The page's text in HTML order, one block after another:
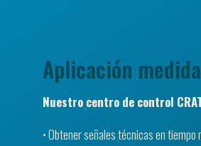
Aplicación
Nuestro centro de control
• Obtener señales técnicas en tiempo